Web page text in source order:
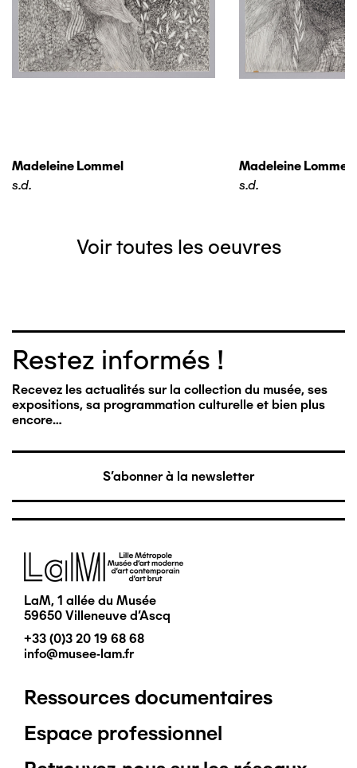
Madeleine Lommel
s.d.
Madeleine Lommel
s.d.
Voir toutes les oeuvres
Restez informés !
Recevez les actualités sur la collection du musée, ses
expositions, sa programmation culturelle et bien plus
encore…
S'abonner à la newsletter
Image
LaM, 1 allée du Musée
59650 Villeneuve d'Ascq
+33 (0)3 20 19 68 68
info@musee-lam.fr
Pied
de
Ressources documentaires
Espace professionnel